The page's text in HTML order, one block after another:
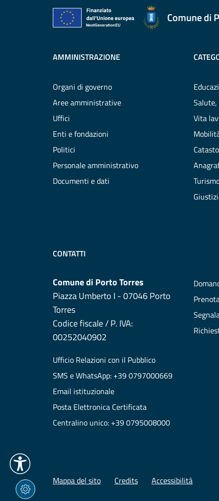
Comune di
AMMINISTRAZIONE
Organi di governo
Aree amministrative
Uffici
Enti e fondazioni
Politici
Personale amministrativo
Documenti e dati
Salute,
Vita
CONTATTI
Comune di Porto Torres
Piazza Umberto I - 07046 Porto
Torres
Codice fiscale / P. IVA:
00252040902
Ufficio Relazioni con il Pubblico
SMS e WhatsApp: +39 0797000669
Email istituzionale
Posta Elettronica Certificata
Centralino unico: +39 0795008000
Mappa del sito Credits Accessibilità